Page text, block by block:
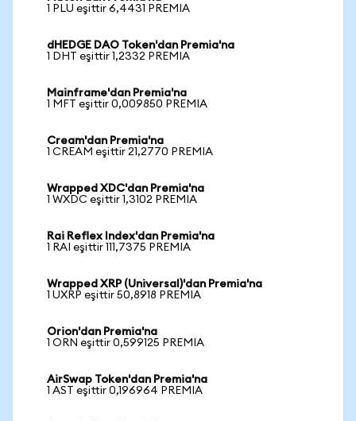
1 PLU eşittir 6,4431 PREMIA
dHEDGE DAO Token'dan Premia'na
1 DHT eşittir 1,2332 PREMIA
Mainframe'dan Premia'na
1 MFT eşittir 0,009850 PREMIA
Cream'dan Premia'na
1 CREAM eşittir 21,2770 PREMIA
Wrapped XDC'dan Premia'na
1 WXDC eşittir 1,3102 PREMIA
Rai Reflex Index'dan Premia'na
1 RAI eşittir 111,7375 PREMIA
Wrapped XRP (Universal)'dan Premia'na
1 UXRP eşittir 50,8918 PREMIA
Orion'dan Premia'na
1 ORN eşittir 0,599125 PREMIA
AirSwap Token'dan Premia'na
1 AST eşittir 0,196964 PREMIA